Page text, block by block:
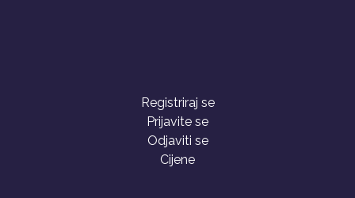
Registriraj se
Prijavite se
Odjaviti se
Cijene